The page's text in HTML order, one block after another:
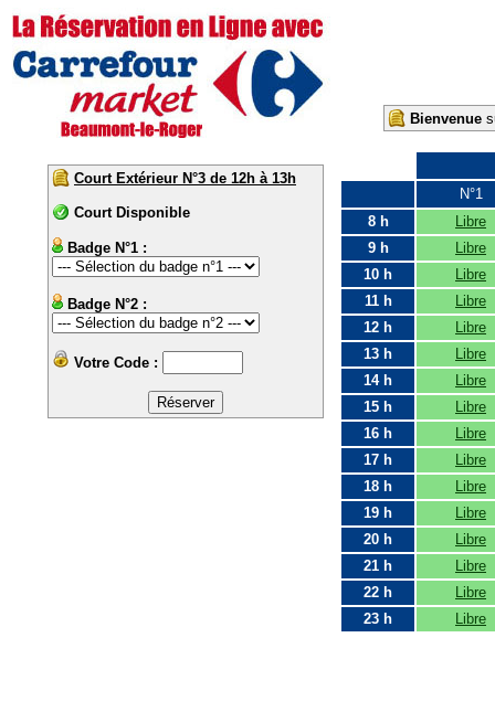
Bienvenue
Court Extérieur N°3 de 12h à 13h
Court Disponible
Badge N°1 :
Badge N°2 :
Votre Code :
N°1
8 h
Libre
9 h
Libre
10 h
Libre
11 h
Libre
12 h
Libre
13 h
Libre
14 h
Libre
15 h
Libre
16 h
Libre
17 h
Libre
18 h
Libre
19 h
Libre
20 h
Libre
21 h
Libre
22 h
Libre
23 h
Libre